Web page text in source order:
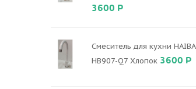
3600 Р
Смеситель для кухни HAIBA
HB907-Q7 Хлопок 3600 Р